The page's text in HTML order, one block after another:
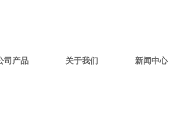
司产品 关于我们 新闻中心